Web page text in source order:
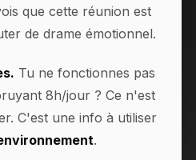
que cette réunion est
de drame émotionnel.
Tu ne fonctionnes pas
8h/jour ? Ce n'est
C'est une info à utiliser
.